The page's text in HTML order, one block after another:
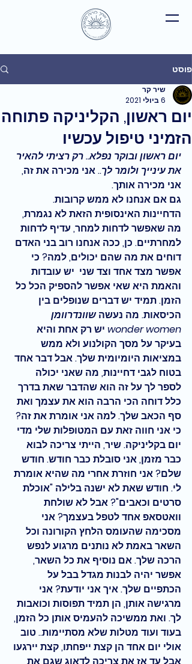
פוסט
יום ראשון, הקליניקה פתוחה
הזמיני טיפול עכשיו
שיר קר
6 ביולי 2021
יום ראשון ובוקר נפלא.. רק רציתי להאיר
את עינייך ולומר לך.. אני מכירה את זה,
אני מכירה אותך.
גם אם אנחנו לא ממש קרובות.
הדחיינות האינסופית הזאת לא נגמרת,
מה שאפשר לדחות למחר, עדיף לדחות
למחרתיים. כן, ככה אנחנו רוב בני האדם
דוחים את מה שהם יכולים, למה? כי
אפשר מצד אחד וצד שני  יש עובדות
והאמת היא שאי אפשר להספיק הכל כל
הזמן. תמיד יש דברים שנופלים בין
הכיסאות. מה נעשה שוונדרוומן
wonder women יש רק אחת והיא
בעיקר על מסך הקולנוע ולא ממש
במציאות היומיומית שלך. אבל דבר אחד
בטוח לגבי דחיינות, מה שאני יכולה
לספר לך על זה הוא שהדבר שאת בדרך
כלל דוחה הכי הרבה הוא את עצמך ואת
סף הכאב שלך. למה אני אומרת את זה?
כי אני חווה זאת עם המטופלות שלי מדי
יום בקליניקה. שיר, הייתי צריכה לבוא
כבר מזמן, אני סובלת כבר חודש. חודש
שלם? אני חוזרת אחרי מה שהיא אומרת
לי. חודש שאת לא ישנה בלילה "אוכלת
סרטים וכאבים"? אבל לא שולחת
וואטסאפ אחד לטפל בעצמך? אני
מסכימה שהעומס הלחץ הקורונה וכל
השאר באמת לא נותנים מרגוע לנפש
הרכה שלך. אם נוסיף את כל השאר,
אפשר יהיה לבנות מגדל בבל על
הכתפיים שלך. איך אני יודעת? אני
מרגישה אותן, הן תמיד תפוסות וכואבות
לך. ואת ממשיכה להעמיס אותן כל הזמן,
בעוד ועוד מטלות שלא מסתיימות.. טוב
אולי יום אחד הן קצת ייפחתו, קצת יירגעו